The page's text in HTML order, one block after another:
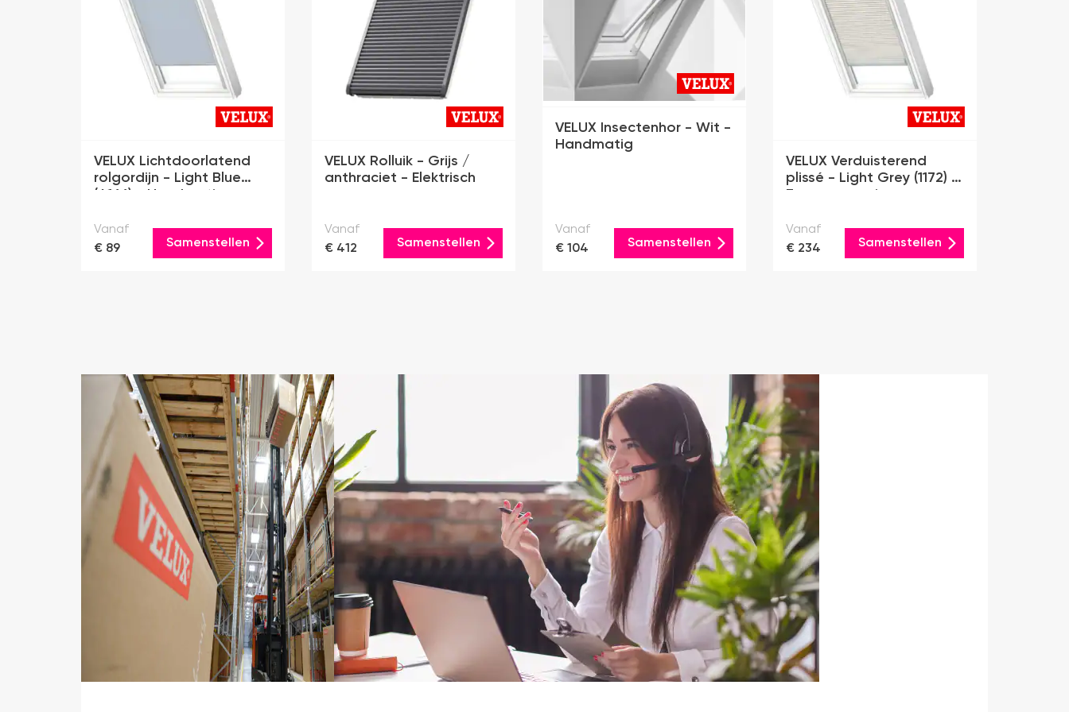
VELUX Lichtdoorlatend
rolgordijn - Light Blue
(4166) - Handmatig
Vanaf
€ 89
Samenstellen
VELUX Rolluik - Grijs /
anthraciet - Elektrisch
Vanaf
€ 412
Samenstellen
VELUX Insectenhor - Wit -
Handmatig
Vanaf
€ 104
Samenstellen
VELUX Verduisterend
plissé - Light Grey (1172) -
Zonne-energie
Vanaf
€ 234
Samenstellen